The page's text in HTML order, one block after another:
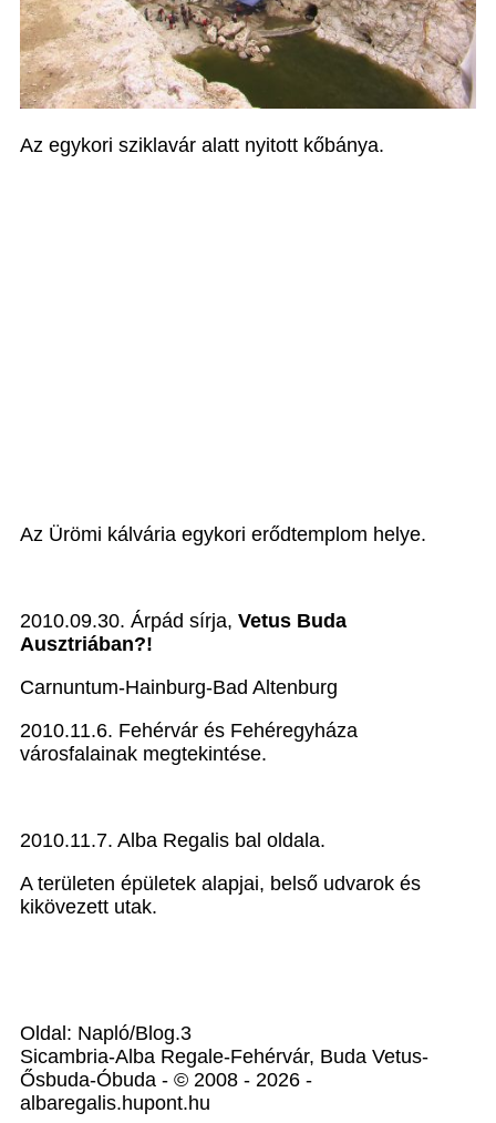
Az egykori sziklavár alatt nyitott kőbánya.
Az Ürömi kálvária egykori erődtemplom helye.
2010.09.30. Árpád sírja, Vetus Buda
Ausztriában?!
Carnuntum-Hainburg-Bad Altenburg
2010.11.6. Fehérvár és Fehéregyháza
városfalainak megtekintése.
2010.11.7. Alba Regalis bal oldala.
A területen épületek alapjai, belső udvarok és
kikövezett utak.
Oldal: Napló/Blog.3
Sicambria-Alba Regale-Fehérvár, Buda Vetus-
Ősbuda-Óbuda - © 2008 - 2026 -
albaregalis.hupont.hu